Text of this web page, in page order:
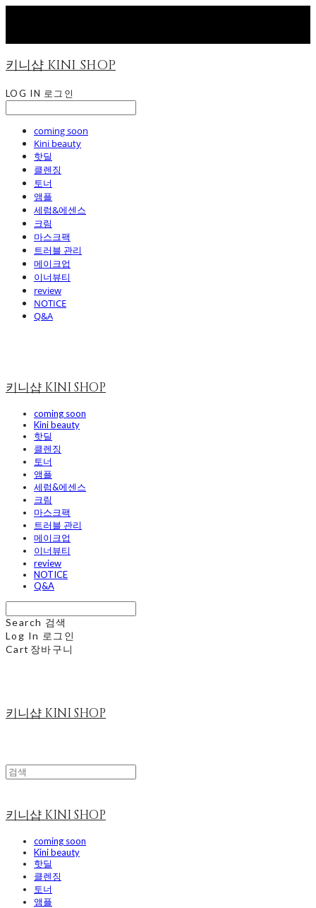
키니샵 KINI SHOP
LOG IN 로그인
coming soon
Kini beauty
핫딜
클렌징
토너
앰플
세럼&에센스
크림
마스크팩
트러블 관리
메이크업
이너뷰티
review
NOTICE
Q&A
키니샵 KINI SHOP
coming soon
Kini beauty
핫딜
클렌징
토너
앰플
세럼&에센스
크림
마스크팩
트러블 관리
메이크업
이너뷰티
review
NOTICE
Q&A
Search 검색
Log In 로그인
Cart 장바구니
키니샵 KINI SHOP
키니샵 KINI SHOP
coming soon
Kini beauty
핫딜
클렌징
토너
앰플